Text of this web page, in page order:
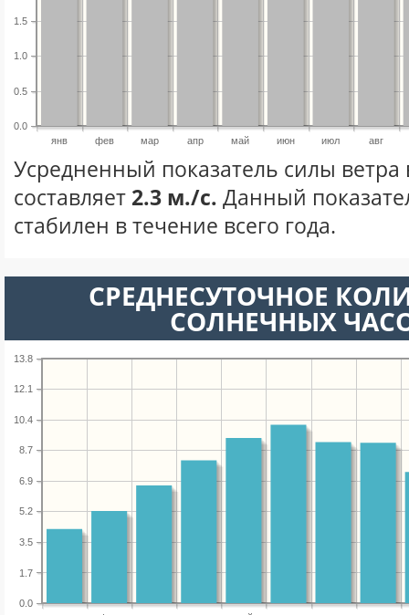
янв фев мар апр май июн июл авг
0.0
0.5
1.0
1.5
Усредненный показатель силы ветра
составляет 2.3 м./с. Данный
стабилен в течение всего года.
СРЕДНЕСУТОЧНОЕ
СОЛНЕЧНЫХ
0.0
1.7
3.5
5.2
6.9
8.7
10.4
12.1
13.8